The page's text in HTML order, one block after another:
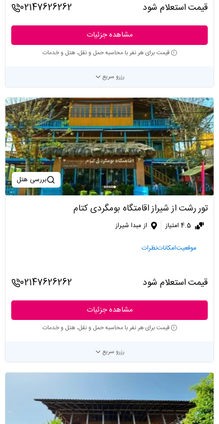
قیمت استعلام شود 02147626262
مشاهده جزئیات
قیمت برای هر نفر با محاسبه حمل و نقل، هتل و خدمات
رزرو سریع
بررسی هتل
تور رشت از شیراز اقامتگاه بومگردی کتام
4.5 امتیاز از مبدا شیراز
موقعیتامکاناتنظرات
قیمت استعلام شود 02147626262
مشاهده جزئیات
قیمت برای هر نفر با محاسبه حمل و نقل، هتل و خدمات
رزرو سریع